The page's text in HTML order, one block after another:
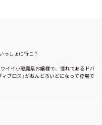
っしょに行こ？
イイ小悪魔系お嬢様で、憧れであるドバ
ブロス」がねんどろいどになって登場で